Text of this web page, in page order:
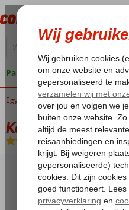
Pakketgarantie
Home
Egypte Rode Zee Marsa Alam
Kahramana Beach
All Inclusive-